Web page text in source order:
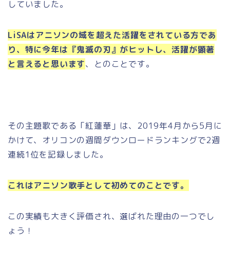
していました。
LiSAはアニソンの域を超えた活躍をされている方であ
り、特に今年は『鬼滅の刃』がヒットし、活躍が顕著
と言えると思います、とのことです。
その主題歌である「紅蓮華」は、2019年4月から5月に
かけて、オリコンの週間ダウンロードランキングで2週
連続1位を記録しました。
これはアニソン歌手として初めてのことです。
この実績も大きく評価され、選ばれた理由の一つでし
ょう！